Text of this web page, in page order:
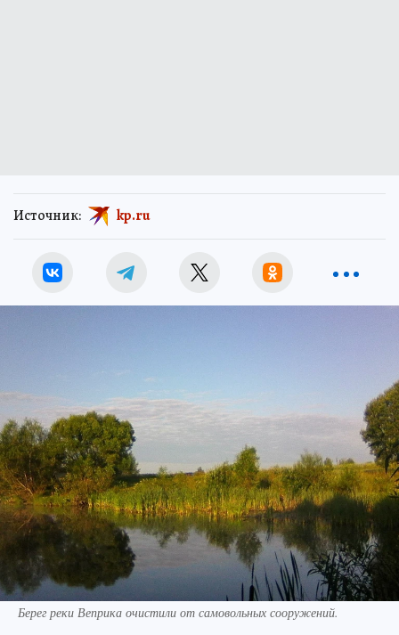
Источник: kp.ru
Берег реки Веприка очистили от самовольных сооружений.